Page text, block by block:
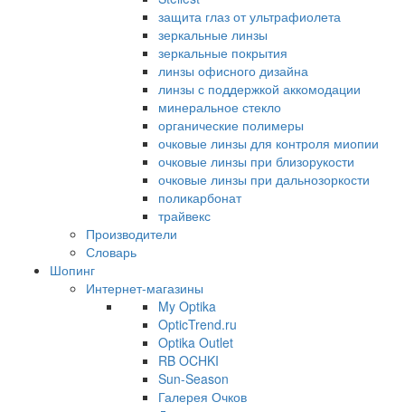
защита глаз от ультрафиолета
зеркальные линзы
зеркальные покрытия
линзы офисного дизайна
линзы с поддержкой аккомодации
минеральное стекло
органические полимеры
очковые линзы для контроля миопии
очковые линзы при близорукости
очковые линзы при дальнозоркости
поликарбонат
трайвекс
Производители
Словарь
Шопинг
Интернет-магазины
My Optika
OpticTrend.ru
Optika Outlet
RB OCHKI
Sun-Season
Галерея Очков